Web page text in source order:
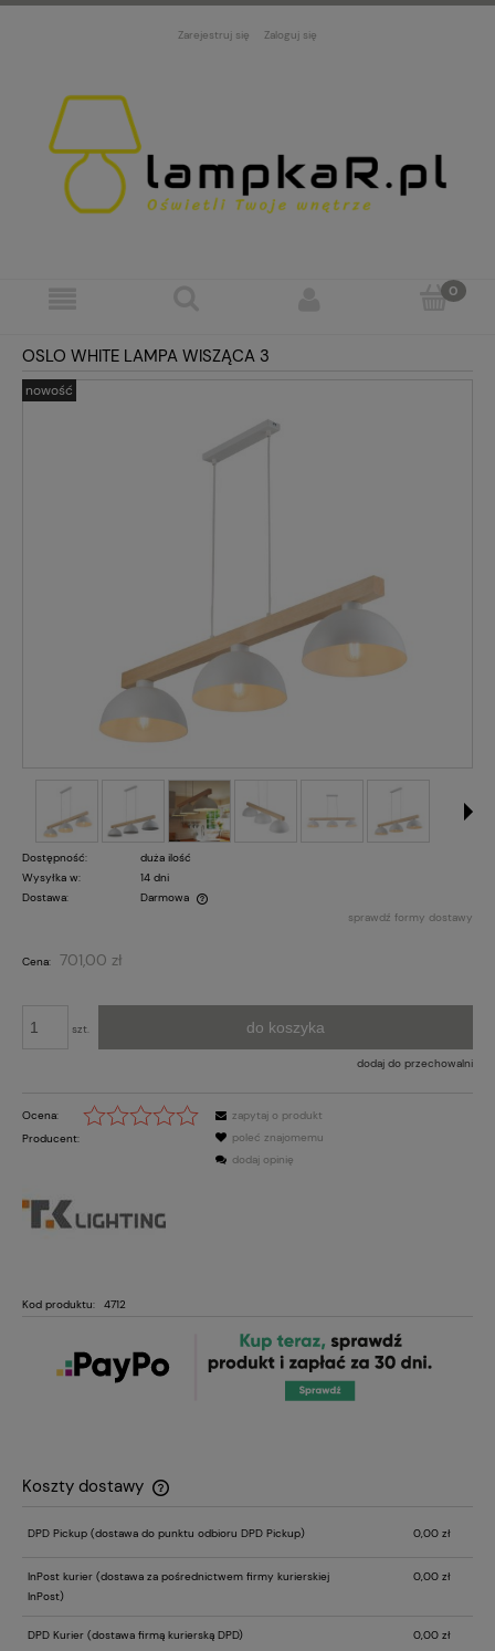
Zarejestruj się Zaloguj się
OSLO WHITE LAMPA WISZĄCA 3
nowość
Dostępność:
duża ilość
Wysyłka w:
14 dni
Dostawa:
Darmowa
Cena nie zawiera ewentualnych kosztów płatnościsprawdź formy dostawy
Cena: 701,00 zł
szt. do koszyka
dodaj do przechowalni
Ocena:
Producent:
Kod produktu: 4712
zapytaj o produkt
poleć znajomemu
dodaj opinię
Koszty dostawy
Cena nie zawiera ewentualnych kosztów płatności
DPD Pickup (dostawa do punktu odbioru DPD Pickup) 0,00 zł
InPost kurier (dostawa za pośrednictwem firmy kurierskiej
InPost)
0,00 zł
DPD Kurier (dostawa firmą kurierską DPD) 0,00 zł